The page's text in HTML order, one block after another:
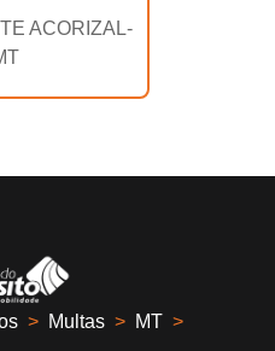
ACORIZAL-
> Multas > MT >